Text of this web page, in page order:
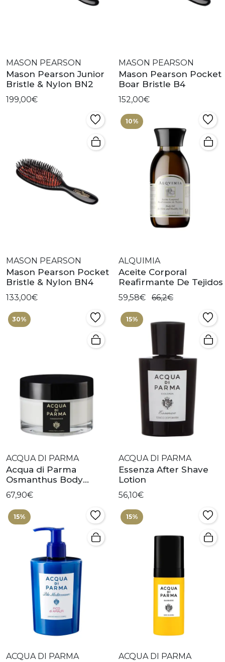
MASON PEARSON
Mason Pearson Junior
Bristle & Nylon BN2
199,00€
MASON PEARSON
Mason Pearson Pocket
Boar Bristle B4
152,00€
MASON PEARSON
Mason Pearson Pocket
Bristle & Nylon BN4
133,00€
10%
ALQUIMIA
Aceite Corporal
Reafirmante De Tejidos
59,58€ 66,2€
30%
ACQUA DI PARMA
Acqua di Parma
Osmanthus Body
Cream
67,90€
15%
ACQUA DI PARMA
Essenza After Shave
Lotion
56,10€
15%
ACQUA DI PARMA
15%
ACQUA DI PARMA